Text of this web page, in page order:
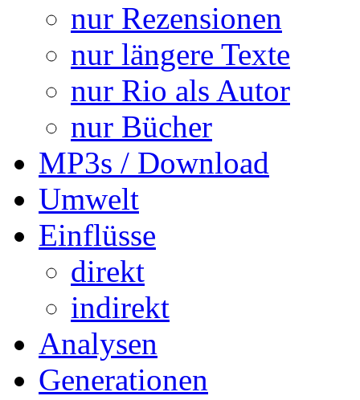
nur Rezensionen
nur längere Texte
nur Rio als Autor
nur Bücher
MP3s / Download
Umwelt
Einflüsse
direkt
indirekt
Analysen
Generationen